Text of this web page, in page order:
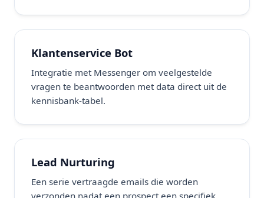
Klantenservice Bot
Integratie met Messenger om veelgestelde
vragen te beantwoorden met data direct uit de
kennisbank-tabel.
Lead Nurturing
Een serie vertraagde emails die worden
verzonden nadat een prospect een specifiek